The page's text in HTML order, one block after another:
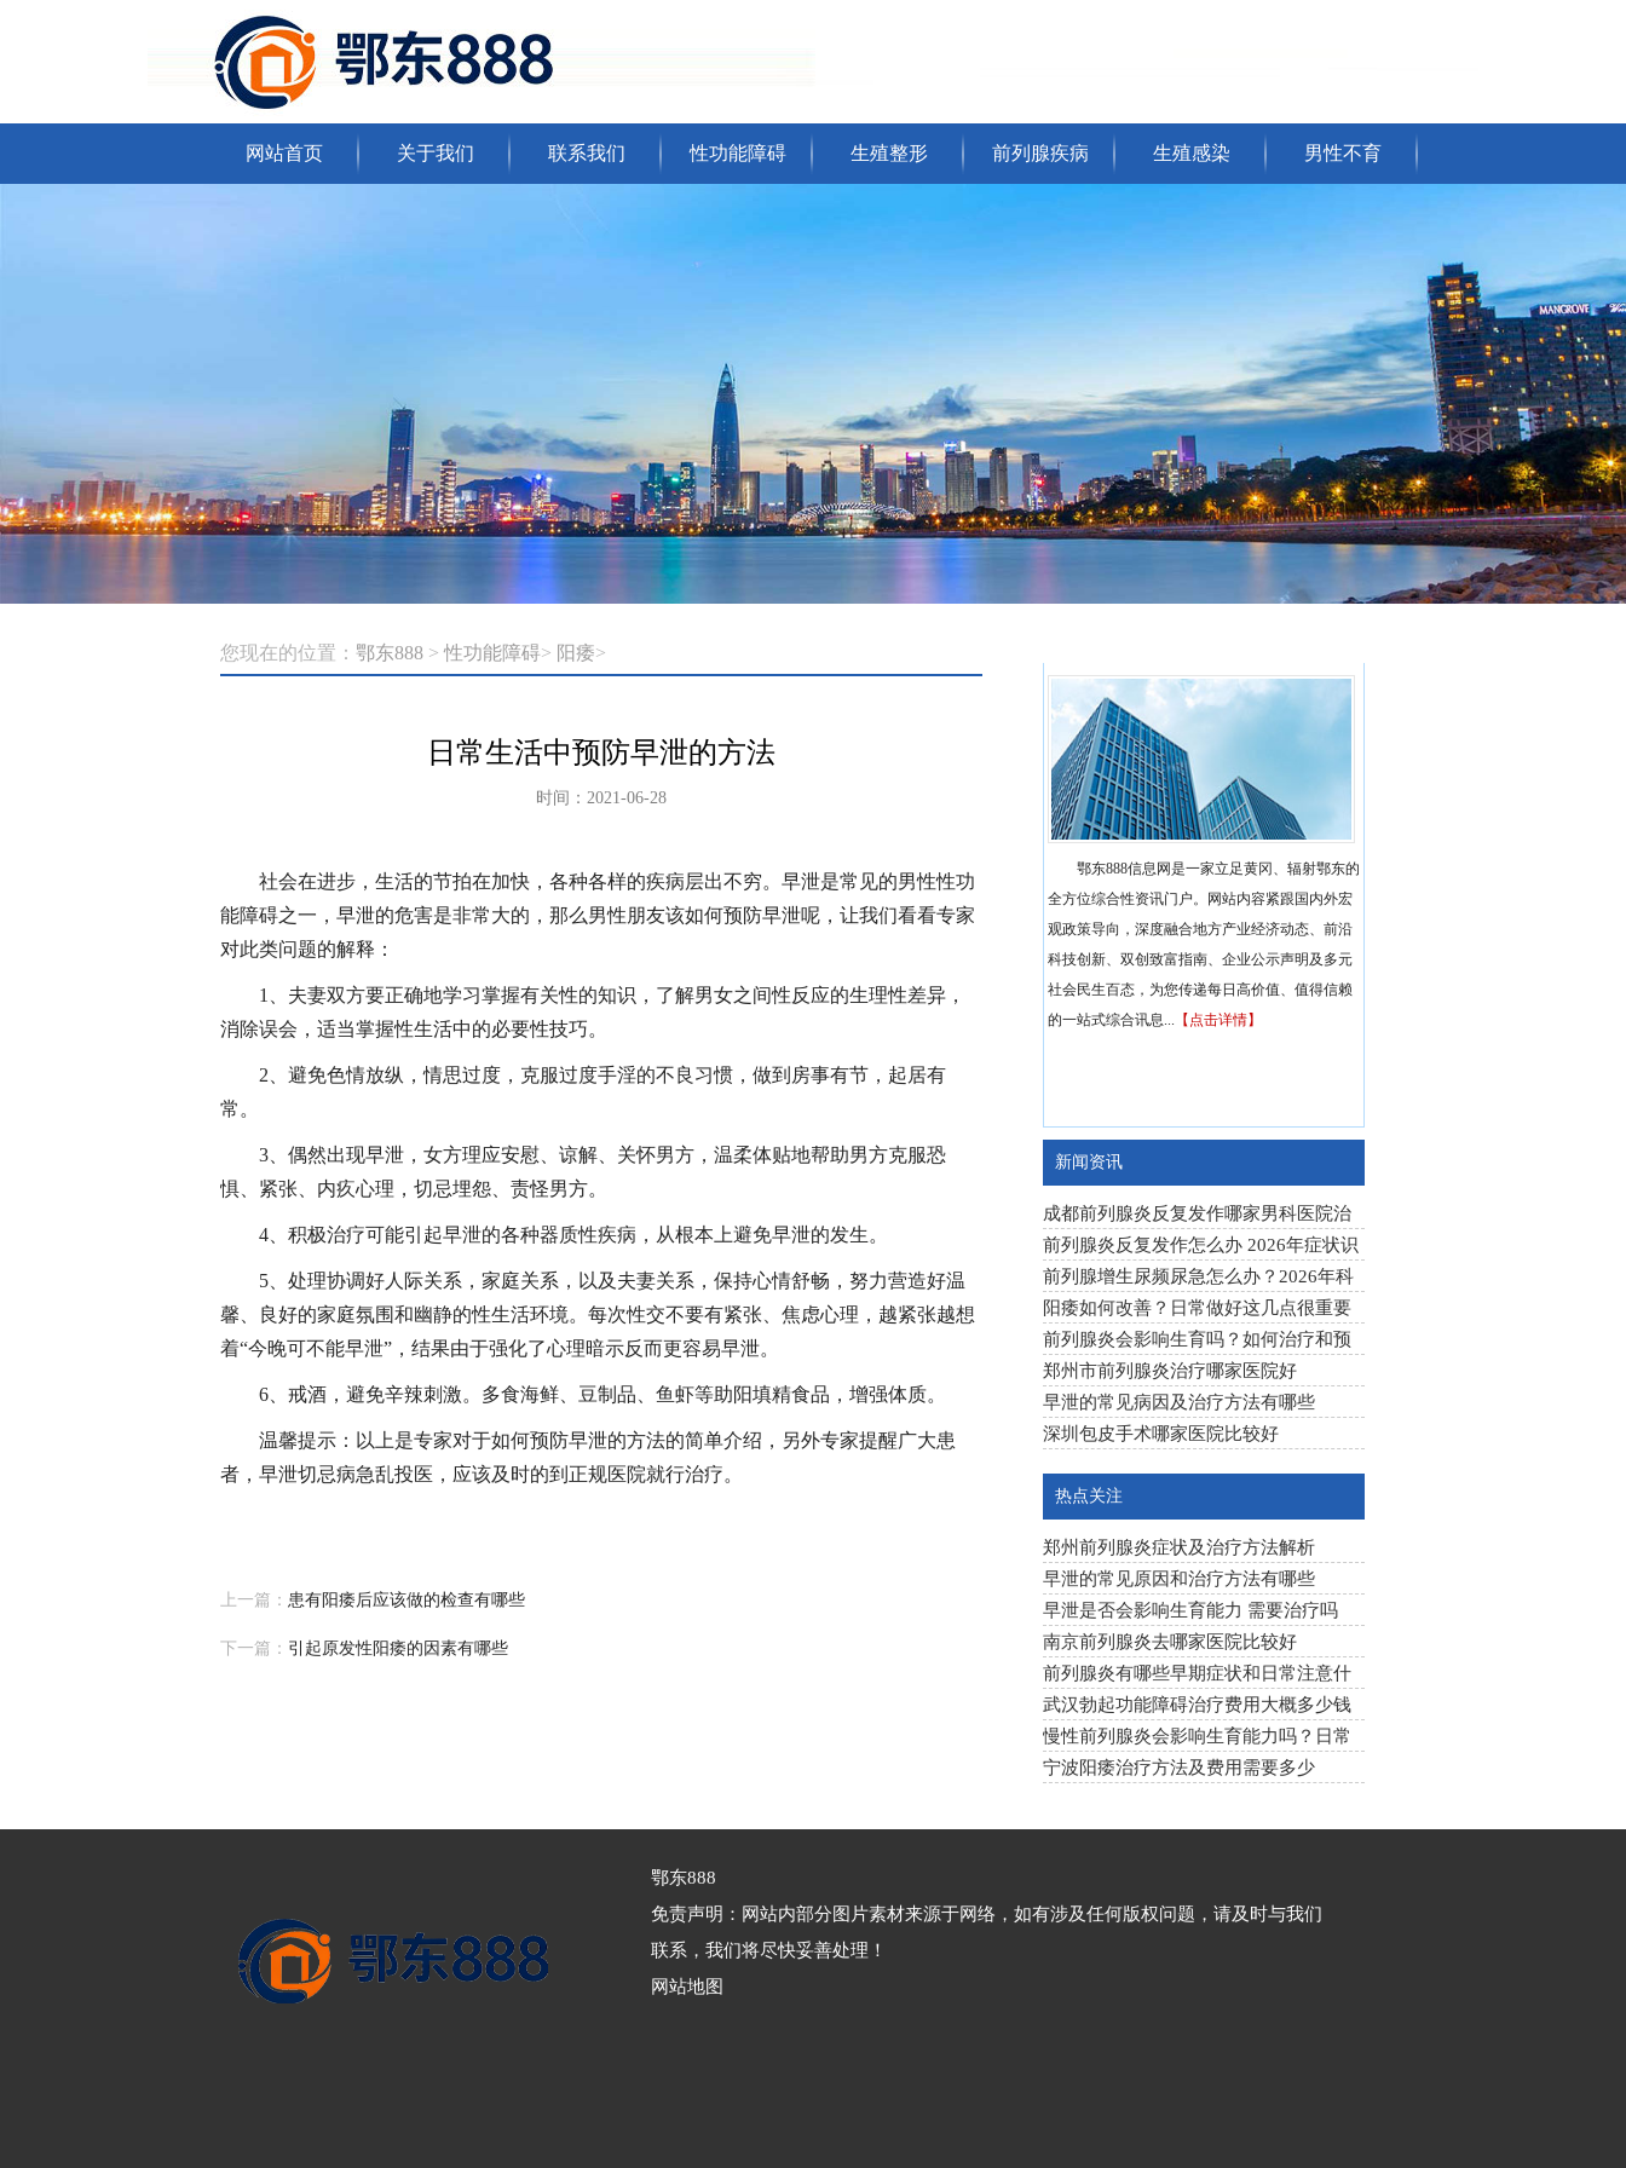
网站首页 关于我们 联系我们 性功能障碍 生殖整形 前列腺疾病 生殖感染 男性不育
您现在的位置： 鄂东888 >性功能障碍> 阳痿>
日常生活中预防早泄的方法
时间：2021-06-28
社会在进步，生活的节拍在加快，各种各样的疾病层出不穷。早泄是常见的男性性功
能障碍之一，早泄的危害是非常大的，那么男性朋友该如何预防早泄呢，让我们看看专家
对此类问题的解释：
1、夫妻双方要正确地学习掌握有关性的知识，了解男女之间性反应的生理性差异，
消除误会，适当掌握性生活中的必要性技巧。
2、避免色情放纵，情思过度，克服过度手淫的不良习惯，做到房事有节，起居有
常。
3、偶然出现早泄，女方理应安慰、谅解、关怀男方，温柔体贴地帮助男方克服恐
惧、紧张、内疚心理，切忌埋怨、责怪男方。
4、积极治疗可能引起早泄的各种器质性疾病，从根本上避免早泄的发生。
5、处理协调好人际关系，家庭关系，以及夫妻关系，保持心情舒畅，努力营造好温
馨、良好的家庭氛围和幽静的性生活环境。每次性交不要有紧张、焦虑心理，越紧张越想
着“今晚可不能早泄”，结果由于强化了心理暗示反而更容易早泄。
6、戒酒，避免辛辣刺激。多食海鲜、豆制品、鱼虾等助阳填精食品，增强体质。
温馨提示：以上是专家对于如何预防早泄的方法的简单介绍，另外专家提醒广大患
者，早泄切忌病急乱投医，应该及时的到正规医院就行治疗。
上一篇： 患有阳痿后应该做的检查有哪些
下一篇： 引起原发性阳痿的因素有哪些
鄂东888信息网是一家立足黄冈、辐射鄂东的
全方位综合性资讯门户。网站内容紧跟国内外宏
观政策导向，深度融合地方产业经济动态、前沿
科技创新、双创致富指南、企业公示声明及多元
社会民生百态，为您传递每日高价值、值得信赖
的一站式综合讯息...
【点击详情】
新闻资讯
成都前列腺炎反复发作哪家男科医院治
疗效果好
前列腺炎反复发作怎么办 2026年症状识
别与科学治疗方法
前列腺增生尿频尿急怎么办？2026年科
学治疗与日常护理指南
阳痿如何改善？日常做好这几点很重要
前列腺炎会影响生育吗？如何治疗和预
防
郑州市前列腺炎治疗哪家医院好
早泄的常见病因及治疗方法有哪些
深圳包皮手术哪家医院比较好
热点关注
郑州前列腺炎症状及治疗方法解析
早泄的常见原因和治疗方法有哪些
早泄是否会影响生育能力 需要治疗吗
南京前列腺炎去哪家医院比较好
前列腺炎有哪些早期症状和日常注意什
么
武汉勃起功能障碍治疗费用大概多少钱
慢性前列腺炎会影响生育能力吗？日常
注意什么
宁波阳痿治疗方法及费用需要多少
鄂东888
免责声明：网站内部分图片素材来源于网络，如有涉及任何版权问题，请及时与我们
联系，我们将尽快妥善处理！
网站地图